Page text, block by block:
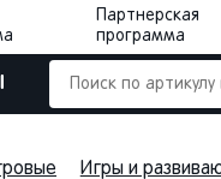
Партнерская
программа
Игры и